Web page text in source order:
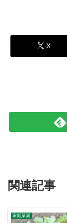
X
関連記事
家庭菜園